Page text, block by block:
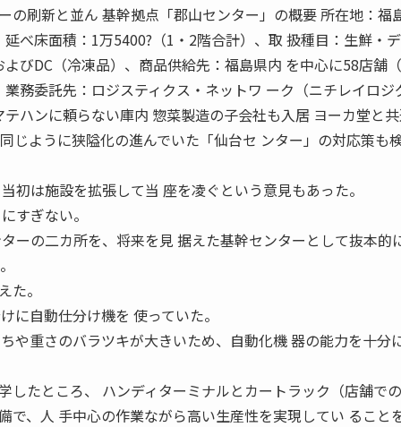
刷新と並ん 基幹拠点「郡山センター」の概要 所在地：福
べ床面積：1万5400?（1・2階合計）、取 扱種目：生鮮・
びDC（冷凍品）、商品供給先：福島県内 を中心に58店舗
務委託先：ロジスティクス・ネットワ ーク（ニチレイロジ
ハンに頼らない庫内 惣菜製造の子会社も入居 ヨーカ堂と
ように狭隘化の進んでいた「仙台セ ンター」の対応策も
初は施設を拡張して当 座を凌ぐという意見もあった。
すぎない。
ーの二カ所を、将来を見 据えた基幹センターとして抜本的
。
に自動仕分け機を 使っていた。
や重さのバラツキが大きいため、自動化機 器の能力を十分
たところ、 ハンディターミナルとカートラック（店舗で
で、人 手中心の作業ながら高い生産性を実現してい ること